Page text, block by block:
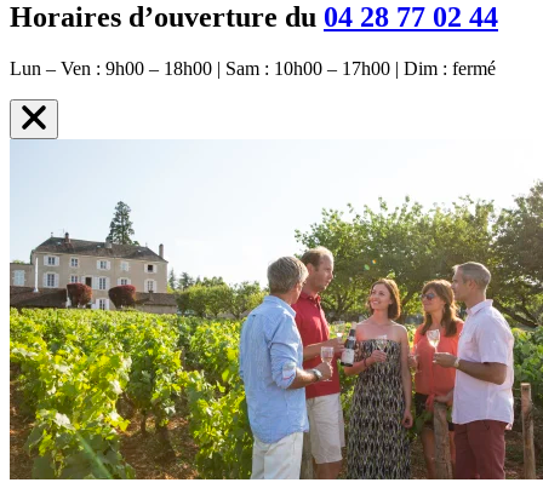
Horaires d’ouverture du 04 28 77 02 44
Lun – Ven : 9h00 – 18h00 | Sam : 10h00 – 17h00 | Dim : fermé